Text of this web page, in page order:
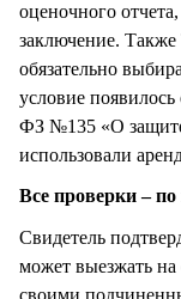
оценочного
заключение.
обязательно
условие
ФЗ №135 «О
использовали
Все проверки – по
Свидетель
может выезжать на
своими